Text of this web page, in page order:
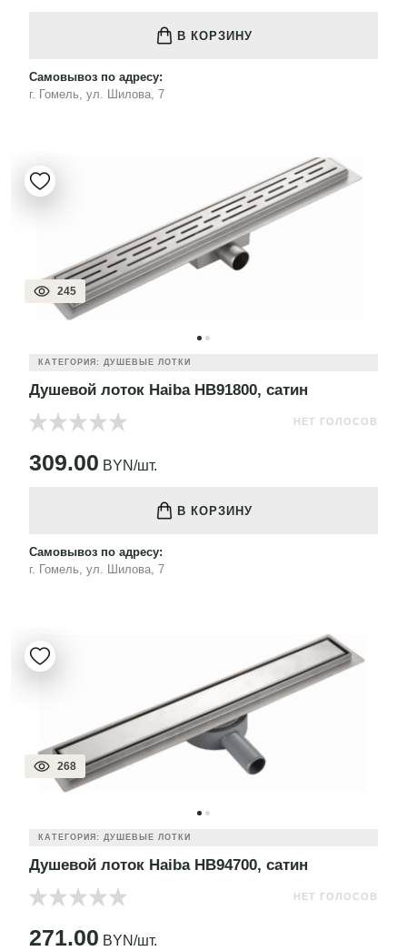
В КОРЗИНУ
Самовывоз по адресу:
г. Гомель, ул. Шилова, 7
245
КАТЕГОРИЯ: ДУШЕВЫЕ ЛОТКИ
Душевой лоток Haiba HB91800, сатин
НЕТ ГОЛОСОВ
309.00 BYN/шт.
В КОРЗИНУ
Самовывоз по адресу:
г. Гомель, ул. Шилова, 7
268
КАТЕГОРИЯ: ДУШЕВЫЕ ЛОТКИ
Душевой лоток Haiba HB94700, сатин
НЕТ ГОЛОСОВ
271.00 BYN/шт.